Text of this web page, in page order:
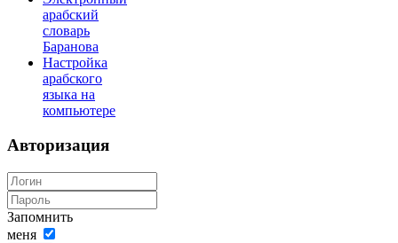
арабский
словарь
Баранова
Настройка
арабского
языка на
компьютере
Авторизация
Запомнить
меня